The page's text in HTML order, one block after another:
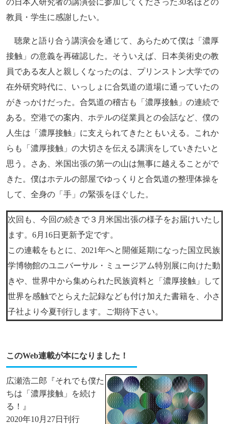
教員・学生に感謝したい。
聴衆と語り合う講演会を通じて、あらためて僕は「濃厚
接触」の意義を再確認した。そういえば、日本美術史の教
員である友人と親しくなったのは、プリンストン大学での
在外研究時代に、いっしょに合気道の道場に通っていたの
がきっかけだった。合気道の稽古も「濃厚接触」の連続で
ある。空港での案内、ホテルの従業員との会話など、僕の
人生は「濃厚接触」に支えられてきたともいえる。これか
らも「濃厚接触」の大切さを伝える講演をしていきたいと
思う。さあ、米国出張の第一の山は無事に越えることがで
きた。僕はホテルの部屋でゆっくりと合気道の整理体操を
して、全身の「手」の緊張をほぐした。
次回も、今回の続きで３月米国出張の様子をお届けいたし
ます。6月16日更新予定です。
この連載をもとに、2021年へと開催延期になった国立民族
学博物館のユニバーサル・ミュージアム特別展に向けた動
きや、世界中から集められた民族資料と「濃厚接触」して
世界を感触でとらえた記録なども付け加えた書籍を、小さ
子社より今夏刊行します。ご期待下さい。
このWeb連載が本になりました！
広瀬浩二郎『それでも僕た
ちは「濃厚接触」を続け
る！』
2020年10月27日刊行